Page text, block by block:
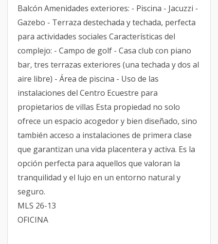
Balcón Amenidades exteriores: - Piscina - Jacuzzi -
Gazebo - Terraza destechada y techada, perfecta
para actividades sociales Características del
complejo: - Campo de golf - Casa club con piano
bar, tres terrazas exteriores (una techada y dos al
aire libre) - Área de piscina - Uso de las
instalaciones del Centro Ecuestre para
propietarios de villas Esta propiedad no solo
ofrece un espacio acogedor y bien diseñado, sino
también acceso a instalaciones de primera clase
que garantizan una vida placentera y activa. Es la
opción perfecta para aquellos que valoran la
tranquilidad y el lujo en un entorno natural y
seguro.
MLS 26-13
OFICINA